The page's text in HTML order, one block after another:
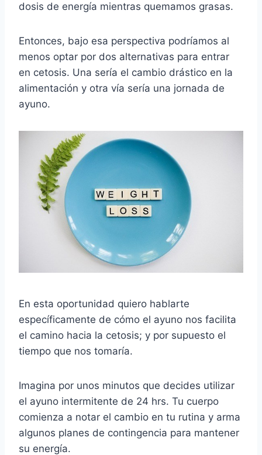
dosis de energía mientras quemamos grasas.
Entonces, bajo esa perspectiva podríamos al
menos optar por dos alternativas para entrar
en cetosis. Una sería el cambio drástico en la
alimentación y otra vía sería una jornada de
ayuno.
En esta oportunidad quiero hablarte
específicamente de cómo el ayuno nos facilita
el camino hacia la cetosis; y por supuesto el
tiempo que nos tomaría.
Imagina por unos minutos que decides utilizar
el ayuno intermitente de 24 hrs. Tu cuerpo
comienza a notar el cambio en tu rutina y arma
algunos planes de contingencia para mantener
su energía.